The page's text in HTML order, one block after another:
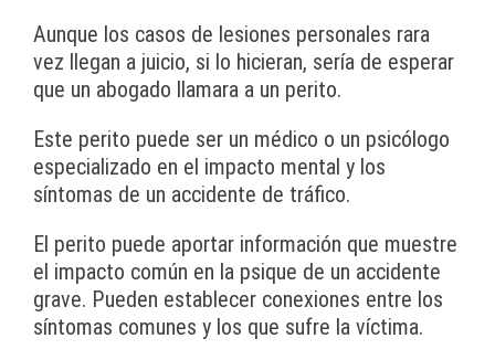
Aunque los casos de lesiones personales rara
vez llegan a juicio, si lo hicieran, sería de esperar
que un abogado llamara a un perito.
Este perito puede ser un médico o un psicólogo
especializado en el impacto mental y los
síntomas de un accidente de tráfico.
El perito puede aportar información que muestre
el impacto común en la psique de un accidente
grave. Pueden establecer conexiones entre los
síntomas comunes y los que sufre la víctima.